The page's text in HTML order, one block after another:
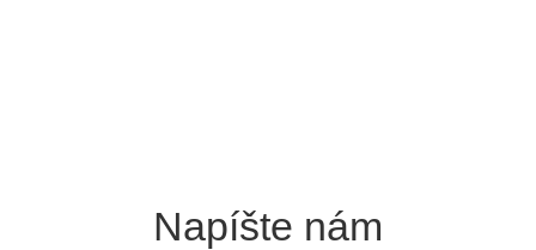
Napíšte nám